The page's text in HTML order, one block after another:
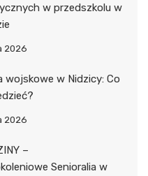
w przedszkolu w
2026
wojskowe w Nidzicy: Co
2026
–
Senioralia w